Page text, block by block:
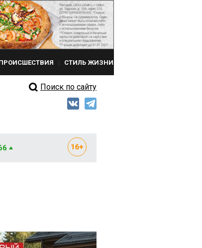
СТИЛЬ ЖИЗНИ
Поиск по сайту